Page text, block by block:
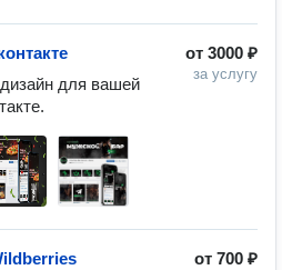
от 3000 ₽
за услугу
для вашей
от 700 ₽